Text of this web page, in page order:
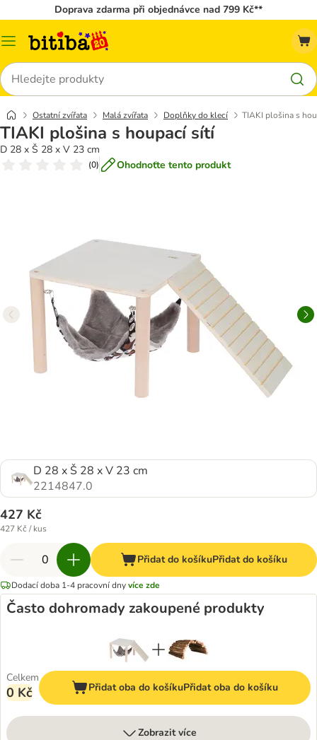
Doprava zdarma při objednávce nad 799 Kč**
Kategorie
Hledat
Ostatní zvířata Malá zvířata Doplňky do klecí TIAKI plošina s
TIAKI plošina s houpací sítí
D 28 x Š 28 x V 23 cm
(0) Ohodnoťte tento produkt
D 28 x Š 28 x V 23 cm
2214847.0
427 Kč
427 Kč / kus
Přidat do košíkuPřidat do košíku
Dodací doba 1-4 pracovní dnyvíce zde
Často dohromady zakoupené produkty
Celkem
0 Kč Přidat oba do košíkuPřidat oba do košíku
Zobrazit více